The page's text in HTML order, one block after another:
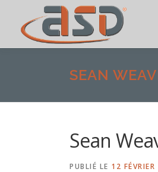
SEAN
Sean
PUBLIÉ LE 12